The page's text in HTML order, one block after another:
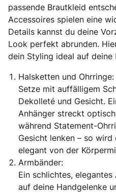
passende Brautkleid
Accessoires spielen eine
Details kannst du deine
Look perfekt abrunden.
dein Styling ideal auf deine
Halsketten und Ohrringe:
Setze mit auffälligem
Dekolleté und Gesicht.
Anhänger streckt
während Statement-
Gesicht lenken – so
elegant von der
Armbänder:
Ein schlichtes,
auf deine Handgelenke